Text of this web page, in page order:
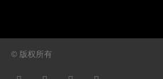
© 版权所有